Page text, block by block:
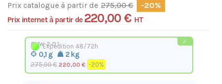
Prix catalogue à partir de 275,00 € -20%
Prix internet à partir de 220,00 € HT
QHW-2-0.1
0,1 g 2 kg
275,00 € 220,00 € -20%
Expédition 48/72h